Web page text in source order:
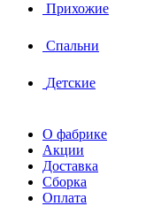
Прихожие
Спальни
Детские
О фабрике
Акции
Доставка
Сборка
Оплата